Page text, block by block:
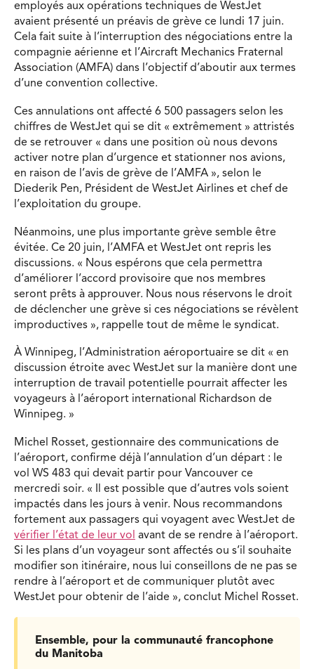
employés aux opérations techniques de WestJet
avaient présenté un préavis de grève ce lundi 17 juin.
Cela fait suite à l’interruption des négociations entre la
compagnie aérienne et l’Aircraft Mechanics Fraternal
Association (AMFA) dans l’objectif d’aboutir aux termes
d’une convention collective.
Ces annulations ont affecté 6 500 passagers selon les
chiffres de WestJet qui se dit « extrêmement » attristés
de se retrouver « dans une position où nous devons
activer notre plan d’urgence et stationner nos avions,
en raison de l’avis de grève de l’AMFA », selon le
Diederik Pen, Président de WestJet Airlines et chef de
l’exploitation du groupe.
Néanmoins, une plus importante grève semble être
évitée. Ce 20 juin, l’AMFA et WestJet ont repris les
discussions. « Nous espérons que cela permettra
d’améliorer l’accord provisoire que nos membres
seront prêts à approuver. Nous nous réservons le droit
de déclencher une grève si ces négociations se révèlent
improductives », rappelle tout de même le syndicat.
À Winnipeg, l’Administration aéroportuaire se dit « en
discussion étroite avec WestJet sur la manière dont une
interruption de travail potentielle pourrait affecter les
voyageurs à l’aéroport international Richardson de
Winnipeg. »
Michel Rosset, gestionnaire des communications de
l’aéroport, confirme déjà l’annulation d’un départ : le
vol WS 483 qui devait partir pour Vancouver ce
mercredi soir. « Il est possible que d’autres vols soient
impactés dans les jours à venir. Nous recommandons
fortement aux passagers qui voyagent avec WestJet de
vérifier l’état de leur vol avant de se rendre à l’aéroport.
Si les plans d’un voyageur sont affectés ou s’il souhaite
modifier son itinéraire, nous lui conseillons de ne pas se
rendre à l’aéroport et de communiquer plutôt avec
WestJet pour obtenir de l’aide », conclut Michel Rosset.
Ensemble, pour la communauté francophone
du Manitoba